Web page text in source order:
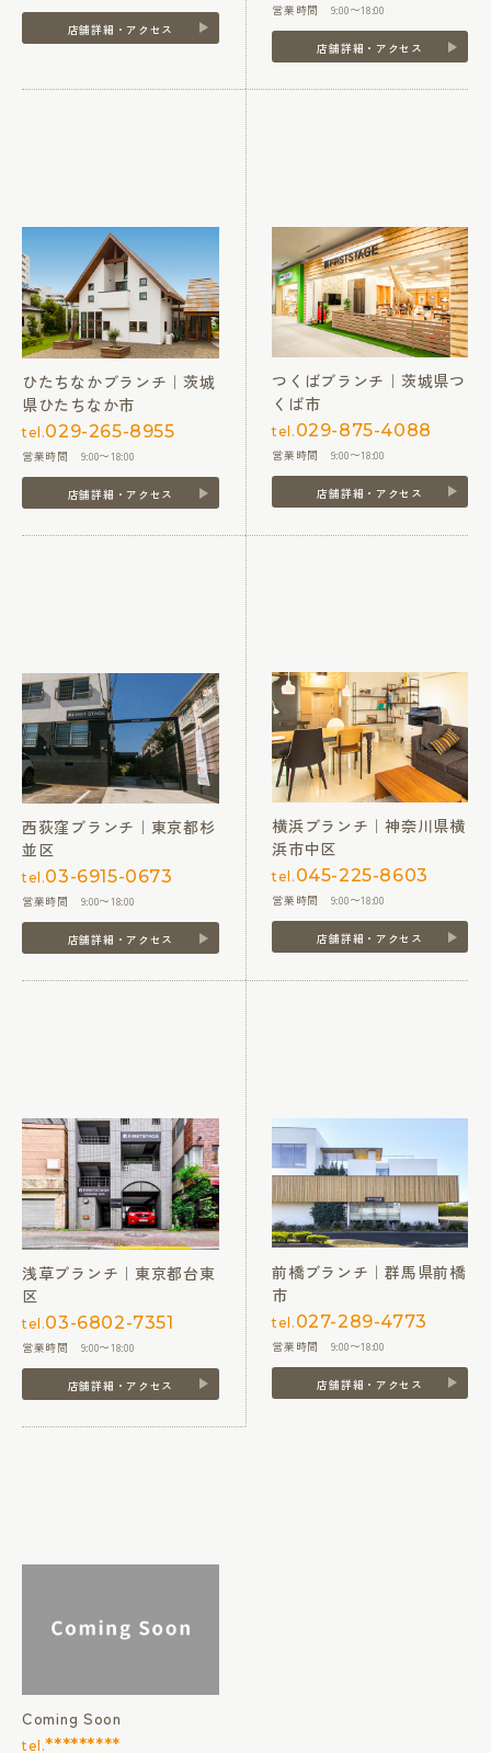
店舗詳細・アクセス
営業時間 9:00〜18:00
店舗詳細・アクセス
ひたちなかブランチ｜茨城
県ひたちなか市
tel.029-265-8955
営業時間 9:00〜18:00
店舗詳細・アクセス
つくばブランチ｜茨城県つ
くば市
tel. 029-875-4088
営業時間 9:00〜18:00
店舗詳細・アクセス
西荻窪ブランチ｜東京都杉
並区
tel.03-6915-0673
営業時間 9:00〜18:00
店舗詳細・アクセス
横浜ブランチ｜神奈川県横
浜市中区
tel. 045-225-8603
営業時間 9:00〜18:00
店舗詳細・アクセス
浅草ブランチ｜東京都台東
区
tel.03-6802-7351
営業時間 9:00〜18:00
店舗詳細・アクセス
前橋ブランチ｜群馬県前橋
市
tel. 027-289-4773
営業時間 9:00〜18:00
店舗詳細・アクセス
Coming Soon
tel.*********